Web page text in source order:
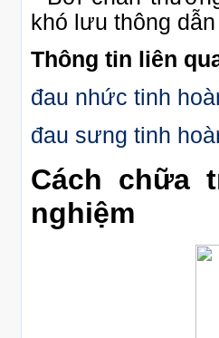
khó lưu thông
Thông tin liên
đau nhức tinh
đau sưng tinh
Cách chữa
nghiệm